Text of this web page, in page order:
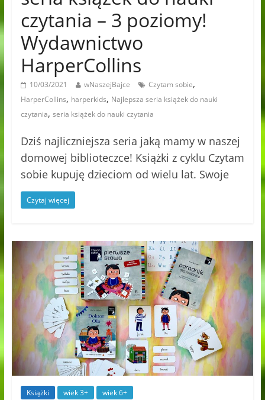
czytania – 3 poziomy!
Wydawnictwo
HarperCollins
10/03/2021 wNaszejBajce Czytam sobie,
HarperCollins, harperkids, Najlepsza seria książek do nauki
czytania, seria książek do nauki czytania
Dziś najliczniejsza seria jaką mamy w naszej
domowej biblioteczce! Książki z cyklu Czytam
sobie kupuję dzieciom od wielu lat. Swoje
Czytaj więcej
Książki wiek 3+ wiek 6+